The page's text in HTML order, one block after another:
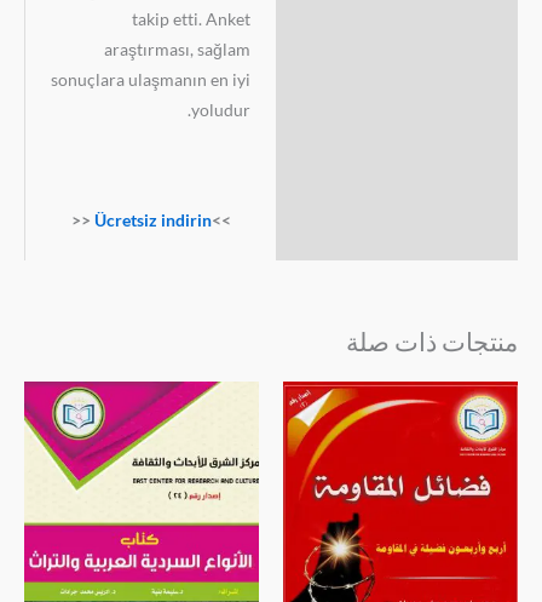
takip etti. Anket
araştırması, sağlam
sonuçlara ulaşmanın en iyi
yoludur.
>>
Ücretsiz indirin
<<
منتجات ذات صلة